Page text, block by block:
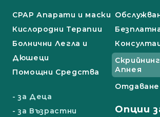
СРАР Апарати и маски
Кислородни Терапии
Болнични Легла и
Дюшеци
Помощни Средства
- за Деца
- за Възрастни
Апнея
Опции